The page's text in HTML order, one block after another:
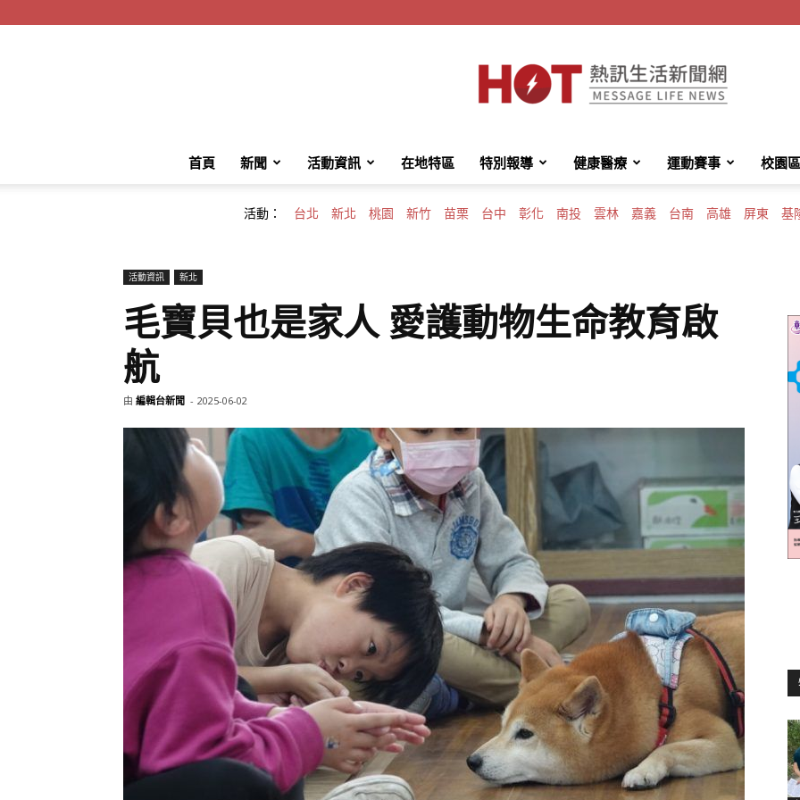
HotMessage
生
首頁 新聞 活動資訊 在地特區 特別報導 健康醫療 運動賽事 校園區
活動： 台北 新北 桃園 新竹 苗栗 台中 彰化 南投 雲林 嘉義 台南 高雄 屏東 基
活動資訊 新北
毛寶貝也是家人 愛護動物生命教育啟
航
由 編輯台新聞 - 2025-06-02